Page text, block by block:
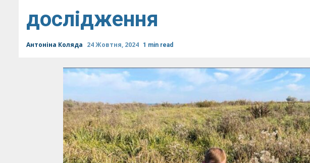
дослідження
Антоніна Коляда 24 Жовтня, 2024 1 min read